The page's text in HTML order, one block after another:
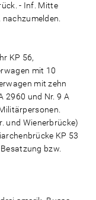
- Inf. Mitte
KP 56,
mit 10
mit zehn
2960 und Nr. 9 A
und Wienerbrücke)
KP 53
bzw.